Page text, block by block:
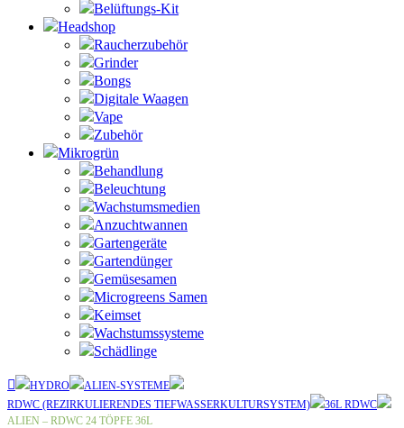
Belüftungs-Kit
Headshop
Raucherzubehör
Grinder
Bongs
Digitale Waagen
Vape
Zubehör
Mikrogrün
Behandlung
Beleuchtung
Wachstumsmedien
Anzuchtwannen
Gartengeräte
Gartendünger
Gemüsesamen
Microgreens Samen
Keimset
Wachstumssysteme
Schädlinge
HYDRO
ALIEN-SYSTEME
RDWC (REZIRKULIERENDES TIEFWASSERKULTURSYSTEM)
36L RDWC
ALIEN – RDWC 24 TÖPFE 36L